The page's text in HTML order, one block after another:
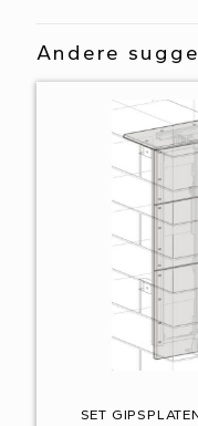
Andere
SET